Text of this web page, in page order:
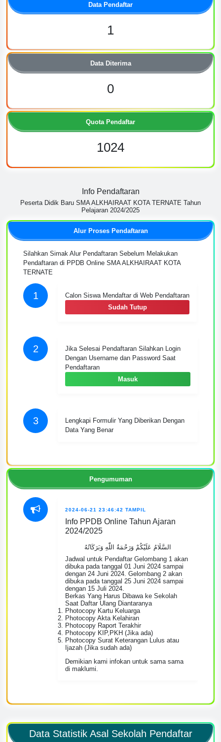
Data Pendaftar
1
Data Diterima
0
Quota Pendaftar
1024
Info Pendaftaran
Peserta Didik Baru SMA ALKHAIRAAT KOTA TERNATE Tahun
Pelajaran 2024/2025
Alur Proses Pendaftaran
Silahkan Simak Alur Pendaftaran Sebelum Melakukan
Pendaftaran di PPDB Online SMA ALKHAIRAAT KOTA
TERNATE
1
Calon Siswa Mendaftar di Web Pendaftaran
Sudah Tutup
2
Jika Selesai Pendaftaran Silahkan Login
Dengan Username dan Password Saat
Pendaftaran
Masuk
3
Lengkapi Formulir Yang Diberikan Dengan
Data Yang Benar
Pengumuman
2024-06-21 23:46:42 TAMPIL
Info PPDB Online Tahun Ajaran
2024/2025
السَّلَامُ عَلَيْكُمْ وَرَحْمَةُ اللّٰهِ وَبَرَكَاتُهُ
Jadwal untuk Pendaftar Gelombang 1 akan
dibuka pada tanggal 01 Juni 2024 sampai
dengan 24 Juni 2024. Gelombang 2 akan
dibuka pada tanggal 25 Juni 2024 sampai
dengan 15 Juli 2024.
Berkas Yang Harus Dibawa ke Sekolah
Saat Daftar Ulang Diantaranya
Photocopy Kartu Keluarga
Photocopy Akta Kelahiran
Photocopy Raport Terakhir
Photocopy KIP,PKH (Jika ada)
Photocopy Surat Keterangan Lulus atau
Ijazah (Jika sudah ada)
Demikian kami infokan untuk sama sama
di maklumi.
Data Statistik Asal Sekolah Pendaftar